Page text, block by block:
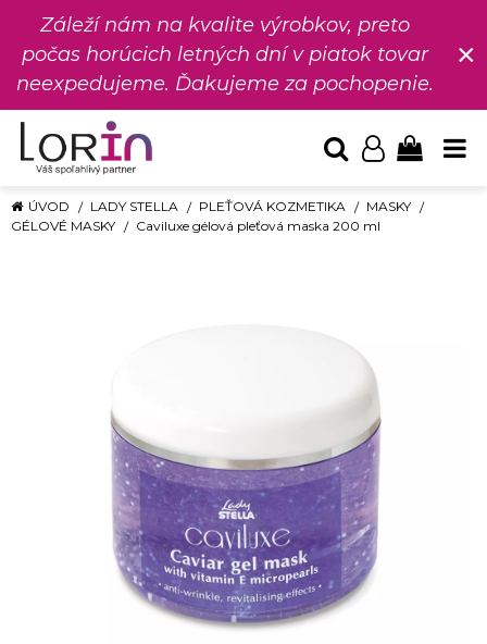
Záleží nám na kvalite výrobkov, preto
počas horúcich letných dní v piatok tovar
neexpedujeme. Ďakujeme za pochopenie.
×
ÚVOD LADY STELLA PLEŤOVÁ KOZMETIKA
MASKY
GÉLOVÉ MASKY
Caviluxe gélová pleťová maska 200 ml